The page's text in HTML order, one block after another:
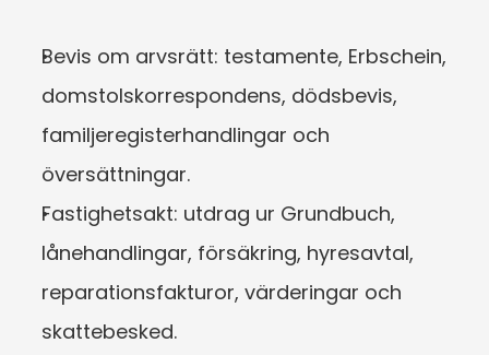
Bevis om arvsrätt: testamente, Erbschein,
domstolskorrespondens, dödsbevis,
familjeregisterhandlingar och
översättningar.
Fastighetsakt: utdrag ur Grundbuch,
lånehandlingar, försäkring, hyresavtal,
reparationsfakturor, värderingar och
skattebesked.